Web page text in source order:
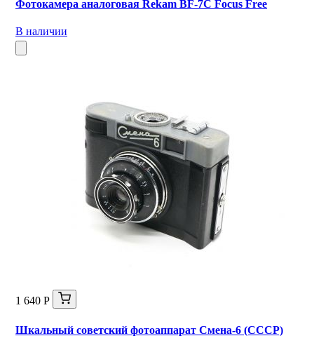
Фотокамера аналоговая Rekam BF-7C Focus Free
В наличии
1 640 Р
Шкальный советский фотоаппарат Смена-6 (СССР)